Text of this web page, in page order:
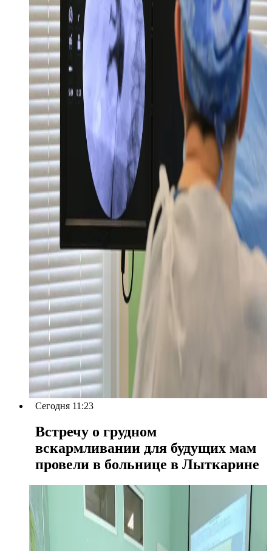
Сегодня 11:23
Встречу о грудном
вскармливании для будущих мам
провели в больнице в Лыткарине